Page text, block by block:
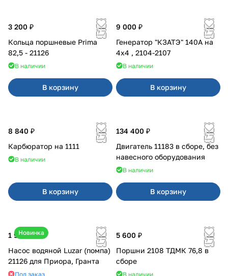
3 200 ₽
Кольца поршневые Prima
82,5 - 21126
В наличии
В корзину
9 000 ₽
Генератор "КЗАТЭ" 140А на
4x4 , 2104-2107
В наличии
В корзину
8 840 ₽
Карбюратор на 1111
В наличии
В корзину
134 400 ₽
Двигатель 11183 в сборе, без
навесного оборудования
В наличии
В корзину
Новинка
1 990 ₽
Насос водяной Luzar (помпа)
21126 для Приора, Гранта
Под заказ
5 600 ₽
Поршни 2108 ТДМК 76,8 в
сборе
В наличии